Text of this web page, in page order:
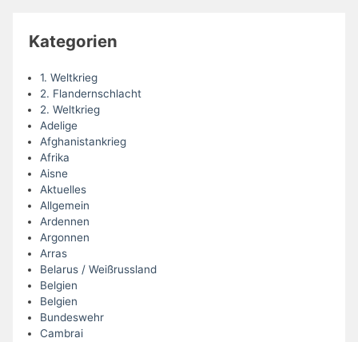
Kategorien
1. Weltkrieg
2. Flandernschlacht
2. Weltkrieg
Adelige
Afghanistankrieg
Afrika
Aisne
Aktuelles
Allgemein
Ardennen
Argonnen
Arras
Belarus / Weißrussland
Belgien
Belgien
Bundeswehr
Cambrai